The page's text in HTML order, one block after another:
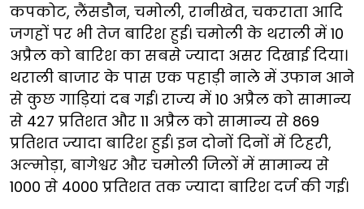
कपकोट, लैंसडौन, चमोली, रानीखेत, चकराता आदि
जगहों पर भी तेज बारिश हुई। चमोली के थराली में 10
अप्रैल को बारिश का सबसे ज्यादा असर दिखाई दिया।
थराली बाजार के पास एक पहाड़ी नाले में उफान आने
से कुछ गाड़ियां दब गई। राज्य में 10 अप्रैल को सामान्य
से 427 प्रतिशत और 11 अप्रैल को सामान्य से 869
प्रतिशत ज्यादा बारिश हुई। इन दोनों दिनों में टिहरी,
अल्मोड़ा, बागेश्वर और चमोली जिलों में सामान्य से
1000 से 4000 प्रतिशत तक ज्यादा बारिश दर्ज की गई।